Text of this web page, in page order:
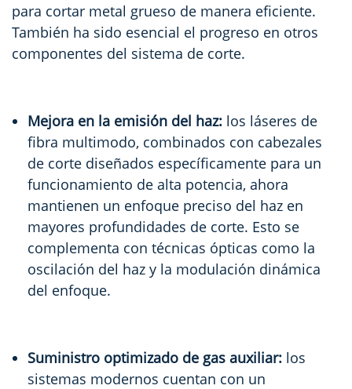
para cortar metal grueso de manera eficiente.
También ha sido esencial el progreso en otros
componentes del sistema de corte.
Mejora en la emisión del haz: los láseres de
fibra multimodo, combinados con cabezales
de corte diseñados específicamente para un
funcionamiento de alta potencia, ahora
mantienen un enfoque preciso del haz en
mayores profundidades de corte. Esto se
complementa con técnicas ópticas como la
oscilación del haz y la modulación dinámica
del enfoque.
Suministro optimizado de gas auxiliar: los
sistemas modernos cuentan con un